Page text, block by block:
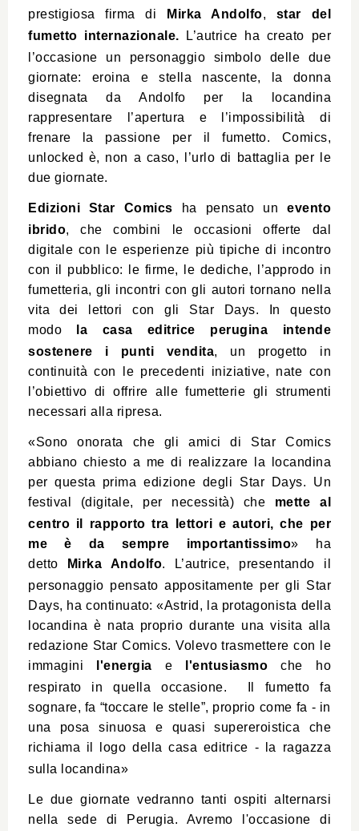
prestigiosa firma di
Mirka Andolfo, star
del
fumetto internazionale.
L’autrice ha creato per
l’occasione un personaggio simbolo delle due
giornate: eroina e stella nascente, la donna
disegnata da Andolfo per la locandina
rappresentare l’apertura e l’impossibilità di
frenare la passione per il fumetto. Comics,
unlocked è, non a caso, l’urlo di battaglia per le
due giornate.
Edizioni Star Comics ha pensato un
evento
ibrido, che combini le occasioni offerte dal
digitale con le esperienze più tipiche di incontro
con il pubblico: le firme, le dediche, l’approdo in
fumetteria, gli incontri con gli autori tornano nella
vita dei lettori con gli Star Days. In questo
modo
la casa editrice perugina intende
sostenere i punti vendita, un progetto in
continuità con le precedenti iniziative, nate con
l’obiettivo di offrire alle fumetterie gli strumenti
necessari alla ripresa.
«Sono onorata che gli amici di Star Comics
abbiano chiesto a me di realizzare la locandina
per questa prima edizione degli Star Days. Un
festival (digitale, per necessità) che
mette al
centro il rapporto tra lettori e autori, che per
me è da sempre importantissimo» ha
detto
Mirka Andolfo. L’autrice, presentando il
personaggio pensato appositamente per gli Star
Days, ha continuato: «Astrid, la protagonista della
locandina è nata proprio durante una visita alla
redazione Star Comics. Volevo trasmettere con le
immagini
l'energia e l'entusiasmo
che ho
respirato in quella occasione. Il fumetto fa
sognare, fa “toccare le stelle”, proprio come fa - in
una posa sinuosa e quasi supereroistica che
richiama il logo della casa editrice -
la ragazza
sulla locandina»
Le due giornate vedranno tanti ospiti alternarsi
nella sede di Perugia. Avremo l'occasione di